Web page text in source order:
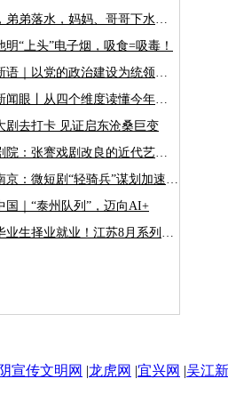
痛心，弟弟落水，妈妈、哥哥下水救人不幸溺亡，现场目击者：爸爸抱着弟弟守在岸边，弟弟一直在哭
明“上头”电子烟，吸食=吸毒！
学习新语｜以党的政治建设为统领加强党的各方面建设
时政新闻眼丨从四个维度读懂今年以来中国元首外交
剧去打卡 见证启东沧桑巨变
更俗剧院：张謇戏剧改良的近代艺术丰碑
江苏南京：微短剧“轻骑兵”谋划加速“出海”
国｜“泰州队列”，迈向AI+
助力毕业生择业就业！江苏8月系列招聘活动持续开展
宣传文明网 |龙虎网 |宜兴网 |吴江